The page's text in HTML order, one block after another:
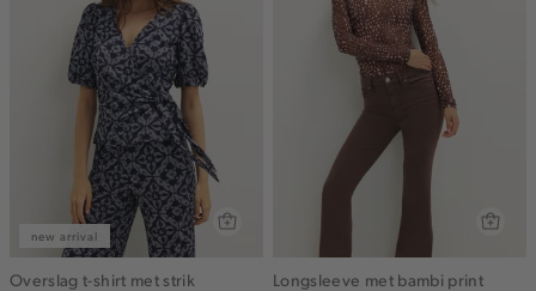
new arrival
Overslag t-shirt met strik
Longsleeve met bambi print